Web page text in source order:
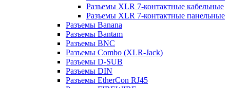
Разъемы XLR 7-контактные кабельные
Разъемы XLR 7-контактные панельные
Разъемы Banana
Разъемы Bantam
Разъемы BNC
Разъемы Combo (XLR-Jack)
Разъемы D-SUB
Разъемы DIN
Разъемы EtherCon RJ45